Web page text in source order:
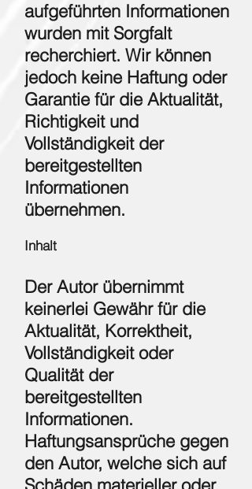
aufgeführten Informationen
wurden mit Sorgfalt
recherchiert. Wir können
jedoch keine Haftung oder
Garantie für die Aktualität,
Richtigkeit und
Vollständigkeit der
bereitgestellten
Informationen
übernehmen.
Inhalt
Der Autor übernimmt
keinerlei Gewähr für die
Aktualität, Korrektheit,
Vollständigkeit oder
Qualität der
bereitgestellten
Informationen.
Haftungsansprüche gegen
den Autor, welche sich auf